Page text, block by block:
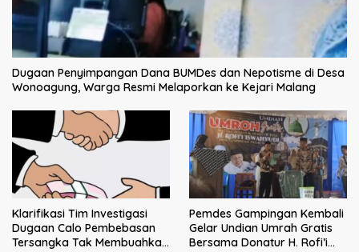
Dugaan Penyimpangan Dana BUMDes dan Nepotisme di Desa
Wonoagung, Warga Resmi Melaporkan ke Kejari Malang
Klarifikasi Tim Investigasi
Dugaan Calo Pembebasan
Tersangka Tak Membuahkan
Pemdes Gampingan Kembali
Gelar Undian Umrah Gratis
Bersama Donatur H. Rofi’i